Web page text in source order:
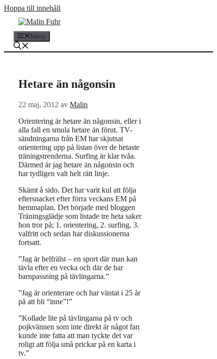
Hoppa till innehåll
Meny
Hetare än någonsin
22 maj, 2012 av Malin
Orientering är hetare än någonsin, eller i
alla fall en smula hetare än förut. TV-
sändningarna från EM har skjutsat
orientering upp på listan över de hetaste
träningstrenderna. Surfing är klar tvåa.
Därmed är jag hetare än någonsin och
har tydligen valt helt rätt linje.
Skämt å sido. Det har varit kul att följa
eftersnacket efter förra veckans EM på
hemmaplan. Det började med bloggen
Träningsglädje som listade tre heta saker
hon tror på; 1. orientering, 2. surfing, 3.
valfritt och sedan har diskussionerna
fortsatt.
”Jag är helfrälst – en sport där man kan
tävla efter en vecka och där de har
barnpassning på tävlingarna.”
”Jag är orienterare och har väntat i 25 år
på att bli “inne”!”
”Kollade lite på tävlingarna på tv och
pojkvännen som inte direkt är något fan
kunde inte fatta att man tyckte det var
roligt att följa små prickar på en karta i
tv.”